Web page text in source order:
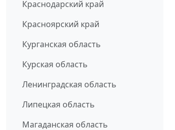
Краснодарский край
Красноярский край
Курганская область
Курская область
Ленинградская область
Липецкая область
Магаданская область